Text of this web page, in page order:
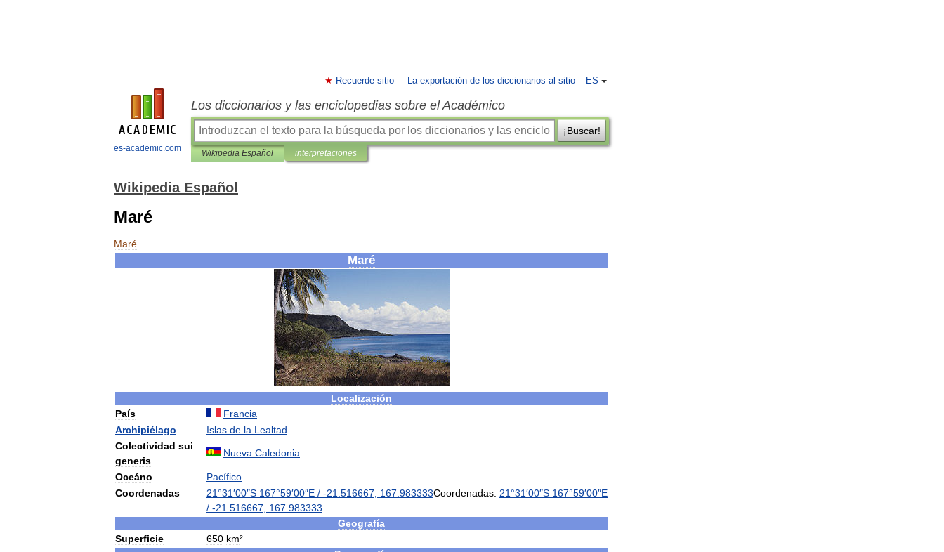
es-academic.com
ES
Recuerde sitio La exportación de los diccionarios al sitio
Los diccionarios y las enciclopedias sobre el Académico
¡Buscar!
Wikipedia Español interpretaciones
Wikipedia Español
Maré
Maré
Maré
Localización
País
Francia
Archipiélago
Islas de la Lealtad
Colectividad sui
generis
Nueva Caledonia
Oceáno
Pacífico
Coordenadas
21 °31′00″S 167°59′00″E / -21 516667 167 983333Coordenadas: 21 °31′00″S 167°59′00″E
/ -21 516667 167 983333
Geografía
Superficie
650 km²